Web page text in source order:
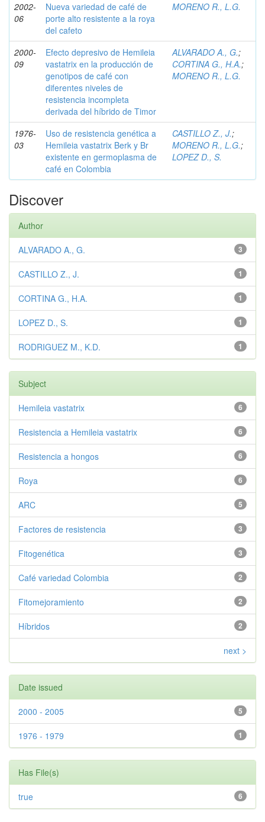
2002-
06
Nueva variedad de café de
porte alto resistente a la roya
del cafeto
MORENO R., L.G.
2000-
09
Efecto depresivo de Hemileia
vastatrix en la producción de
genotipos de café con
diferentes niveles de
resistencia incompleta
derivada del híbrido de Timor
ALVARADO A., G.;
CORTINA G., H.A.;
MORENO R., L.G.
1976-
03
Uso de resistencia genética a
Hemileia vastatrix Berk y Br
existente en germoplasma de
café en Colombia
CASTILLO Z., J.;
MORENO R., L.G.;
LOPEZ D., S.
Discover
Author
3
ALVARADO A., G.
1
CASTILLO Z., J.
1
CORTINA G., H.A.
1
LOPEZ D., S.
1
RODRIGUEZ M., K.D.
Subject
6
Hemileia vastatrix
6
Resistencia a Hemileia vastatrix
6
Resistencia a hongos
6
Roya
5
ARC
3
Factores de resistencia
3
Fitogenética
2
Café variedad Colombia
2
Fitomejoramiento
2
Híbridos
next >
Date issued
5
2000 - 2005
1
1976 - 1979
Has File(s)
6
true